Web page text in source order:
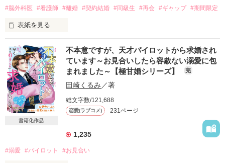
pikaさん さま、チャマさま、
作品を読む
#脳外科医 #看護師 #離婚 #契約結婚 #同級生 #再会 #ギャップ #期間限定
表紙を見る
霧生颯汰
パリ帰りのエリート新鋭脳外科医
×
茅萱霞
お節介がたまにキズの手術室看護師
*･゜ﾟ･*:.｡..｡.:*･*:ﾟ･*:.｡. .｡.:*･゜ﾟ･**･゜ﾟ･*:
中学時代の同級生だった彼と
利害が一致して始めた契約結婚は
もうすぐ期限満了で離婚する
一緒に暮らしていても
夫婦を装う必要はなかったのに
書籍化作品
不本意ですが、天才パイロットから求婚され
ています～お見合いしたら容赦ない溺愛に包
まれました～【極甘婚シリーズ】
完
田崎くるみ／著
総文字数/121,688
恋愛(ラブコメ) 231ページ
1,235
#溺愛 #パイロット #お見合い